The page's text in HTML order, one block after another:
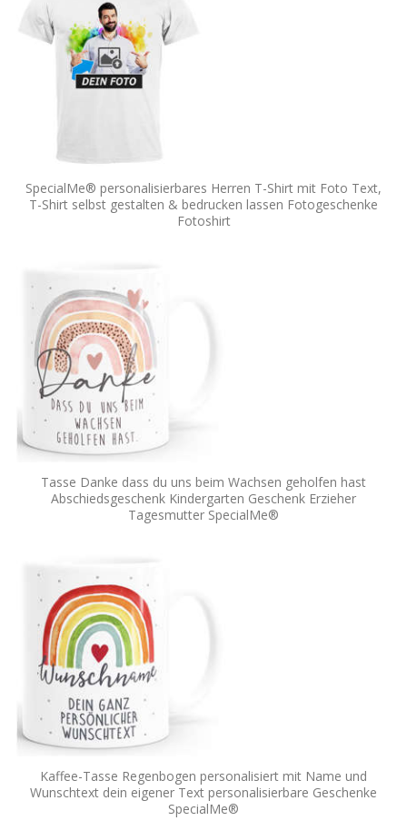
SpecialMe® personalisierbares Herren T-Shirt mit Foto Text,
T-Shirt selbst gestalten & bedrucken lassen Fotogeschenke
Fotoshirt
Tasse Danke dass du uns beim Wachsen geholfen hast
Abschiedsgeschenk Kindergarten Geschenk Erzieher
Tagesmutter SpecialMe®
Kaffee-Tasse Regenbogen personalisiert mit Name und
Wunschtext dein eigener Text personalisierbare Geschenke
SpecialMe®